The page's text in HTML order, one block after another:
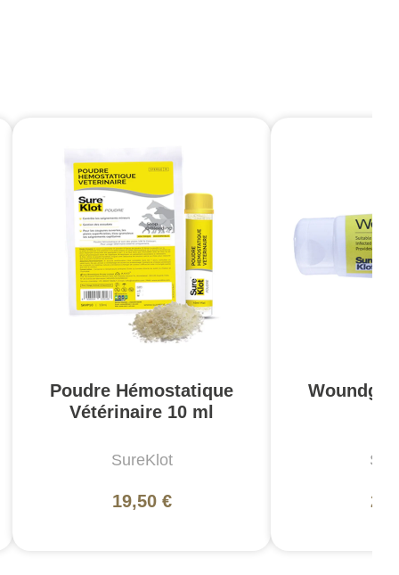
Poudre Hémostatique
Vétérinaire 10 ml
SureKlot
19,50 €